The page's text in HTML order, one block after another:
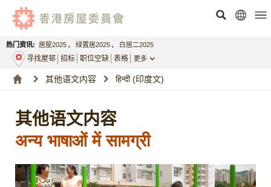
热门资讯: 居屋2025、 绿置居2025、 白居二2025
寻找屋邨 招标 职位空缺 表格 更多
其他语文内容 हिन्दी(印度文)
其他语文内容
अन्य भाषाओं में सामग्री